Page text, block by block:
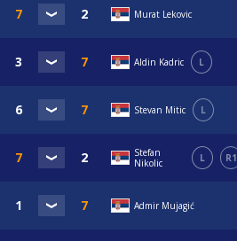
Murat Lekovic
Aldin Kadric L
Stevan Mitic L
Stefan
Nikolic
L R1
Admir Mujagić